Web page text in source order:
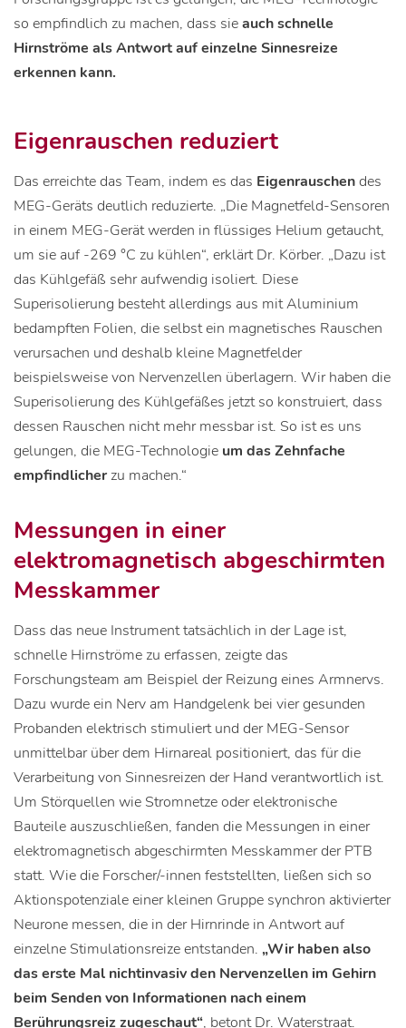
so empfindlich zu machen, dass sieauch schnelle
Hirnströme als Antwort auf einzelne Sinnesreize
erkennen kann.
Eigenrauschen reduziert
Das erreichte das Team, indem es das Eigenrauschendes
MEG-Geräts deutlich reduzierte. „Die Magnetfeld-Sensoren
in einem MEG-Gerät werden in flüssiges Helium getaucht,
um sie auf -269 °C zu kühlen“, erklärt Dr. Körber. „Dazu ist
das Kühlgefäß sehr aufwendig isoliert. Diese
Superisolierung besteht allerdings aus mit Aluminium
bedampften Folien, die selbst ein magnetisches Rauschen
verursachen und deshalb kleine Magnetfelder
beispielsweise von Nervenzellen überlagern. Wir haben die
Superisolierung des Kühlgefäßes jetzt so konstruiert, dass
dessen Rauschen nicht mehr messbar ist. So ist es uns
gelungen, die MEG-Technologie um das Zehnfache
empfindlicher zu machen.“
Messungen in einer
elektromagnetisch abgeschirmten
Messkammer
Dass das neue Instrument tatsächlich in der Lage ist,
schnelle Hirnströme zu erfassen, zeigte das
Forschungsteam am Beispiel der Reizung eines Armnervs.
Dazu wurde ein Nerv am Handgelenk bei vier gesunden
Probanden elektrisch stimuliert und der MEG-Sensor
unmittelbar über dem Hirnareal positioniert, das für die
Verarbeitung von Sinnesreizen der Hand verantwortlich ist.
Um Störquellen wie Stromnetze oder elektronische
Bauteile auszuschließen, fanden die Messungen in einer
elektromagnetisch abgeschirmten Messkammer der PTB
statt. Wie die Forscher/-innen feststellten, ließen sich so
Aktionspotenziale einer kleinen Gruppe synchron aktivierter
Neurone messen, die in der Hirnrinde in Antwort auf
einzelne Stimulationsreize entstanden. „Wir haben also
das erste Mal nichtinvasiv den Nervenzellen im Gehirn
beim Senden von Informationen nach einem
Berührungsreiz zugeschaut“, betont Dr. Waterstraat.